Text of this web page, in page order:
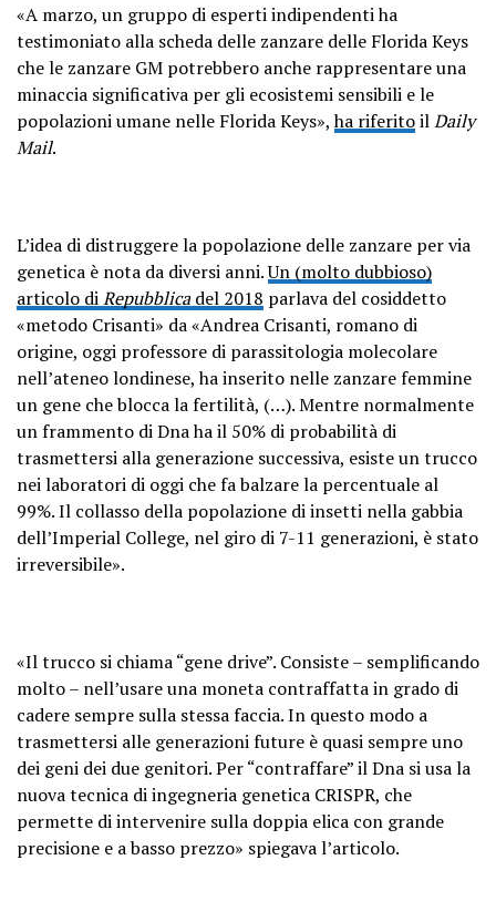
«A marzo, un gruppo di esperti indipendenti ha
testimoniato alla scheda delle zanzare delle Florida Keys
che le zanzare GM potrebbero anche rappresentare una
minaccia significativa per gli ecosistemi sensibili e le
popolazioni umane nelle Florida Keys»,ha riferitoilDaily
Mail.
L’idea di distruggere la popolazione delle zanzare per via
genetica è nota da diversi anni.Un (molto dubbioso)
articolo diRepubblicadel 2018 parlava del cosiddetto
«metodo Crisanti» da «Andrea Crisanti, romano di
origine, oggi professore di parassitologia molecolare
nell’ateneo londinese, ha inserito nelle zanzare femmine
un gene che blocca la fertilità, (…). Mentre normalmente
un frammento di Dna ha il 50% di probabilità di
trasmettersi alla generazione successiva, esiste un trucco
nei laboratori di oggi che fa balzare la percentuale al
99%. Il collasso della popolazione di insetti nella gabbia
dell’Imperial College, nel giro di 7-11 generazioni, è stato
irreversibile».
«Il trucco si chiama “gene drive”. Consiste – semplificando
molto – nell’usare una moneta contraffatta in grado di
cadere sempre sulla stessa faccia. In questo modo a
trasmettersi alle generazioni future è quasi sempre uno
dei geni dei due genitori. Per “contraffare” il Dna si usa la
nuova tecnica di ingegneria genetica CRISPR, che
permette di intervenire sulla doppia elica con grande
precisione e a basso prezzo» spiegava l’articolo.